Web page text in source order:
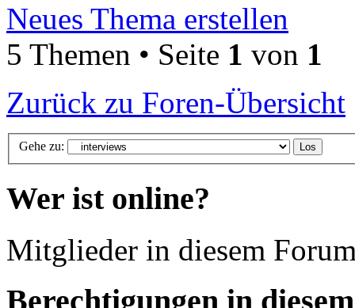
Neues Thema erstellen
5 Themen • Seite 1 von 1
Zurück zu Foren-Übersicht
Gehe zu:
Wer ist online?
Mitglieder in diesem
Berechtigungen in